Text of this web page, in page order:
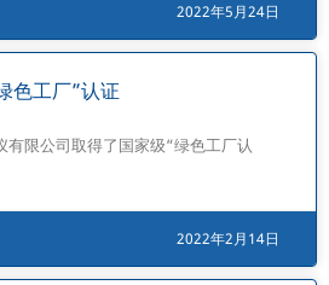
2022年5月24日
色工厂”认证
有限公司取得了国家级“绿色工厂认
2022年2月14日